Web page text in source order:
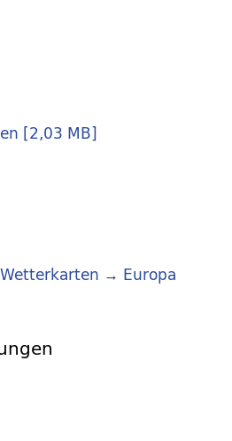
[2,03 MB]
→ Europa